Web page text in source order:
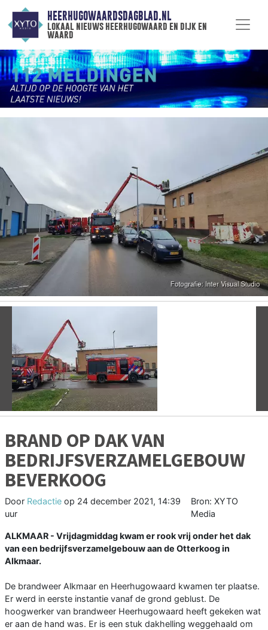
HEERHUGOWAARDSDAGBLAD.NL
lokaal nieuws heerhugowaard en dijk en
waard
Vorige
BRAND OP DAK VAN
BEDRIJFSVERZAMELGEBOUW
BEVERKOOG
Door Redactie op 24 december 2021, 14:39
uur
Bron: XYTO
Media
ALKMAAR - Vrijdagmiddag kwam er rook vrij onder het dak
van een bedrijfsverzamelgebouw aan de Otterkoog in
Alkmaar.
De brandweer Alkmaar en Heerhugowaard kwamen ter plaatse.
Er werd in eerste instantie vanaf de grond geblust. De
hoogwerker van brandweer Heerhugowaard heeft gekeken wat
er aan de hand was. Er is een stuk dakhelling weggehaald om